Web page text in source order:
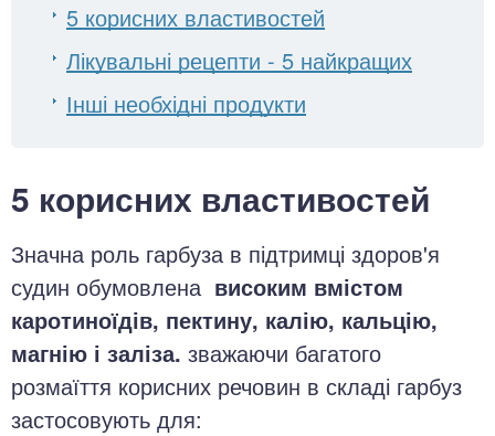
5 корисних властивостей
Лікувальні рецепти - 5 найкращих
Інші необхідні продукти
5 корисних властивостей
Значна роль гарбуза в підтримці здоров'я
судин обумовлена високим вмістом
каротиноїдів, пектину, калію, кальцію,
магнію і заліза. зважаючи багатого
розмаїття корисних речовин в складі гарбуз
застосовують для: